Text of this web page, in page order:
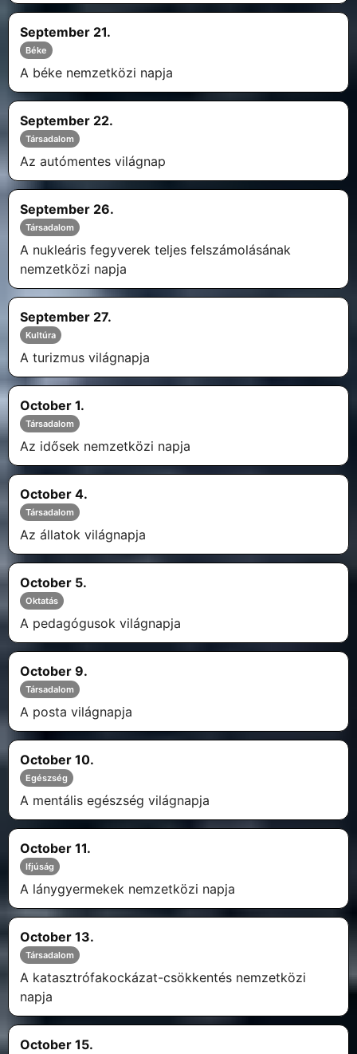
September 21.
Béke
A béke nemzetközi napja
September 22.
Társadalom
Az autómentes világnap
September 26.
Társadalom
A nukleáris fegyverek teljes felszámolásának
nemzetközi napja
September 27.
Kultúra
A turizmus világnapja
October 1.
Társadalom
Az idősek nemzetközi napja
October 4.
Társadalom
Az állatok világnapja
October 5.
Oktatás
A pedagógusok világnapja
October 9.
Társadalom
A posta világnapja
October 10.
Egészség
A mentális egészség világnapja
October 11.
Ifjúság
A lánygyermekek nemzetközi napja
October 13.
Társadalom
A katasztrófakockázat-csökkentés nemzetközi
napja
October 15.